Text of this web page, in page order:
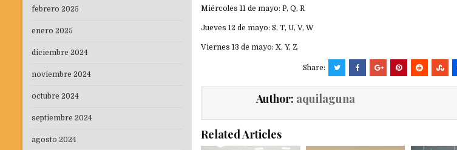
Miércoles 11 de mayo: P, Q, R
Jueves 12 de mayo: S, T, U, V, W
Viernes 13 de mayo: X, Y, Z
Share:
Author: aquilaguna
Related Articles
febrero 2025
enero 2025
diciembre 2024
noviembre 2024
octubre 2024
septiembre 2024
agosto 2024